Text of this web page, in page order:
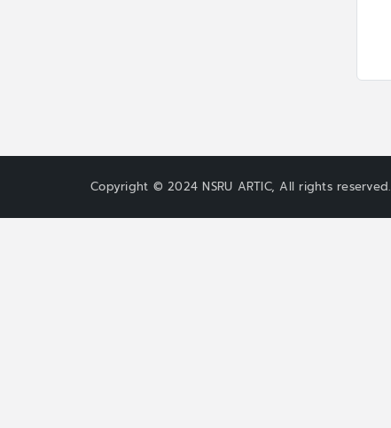
Copyright © 2024 NSRU ARTIC, All rights reserved.